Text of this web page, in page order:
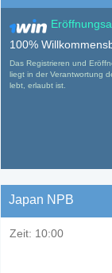
100%
Das Registrieren und
liegt in der Verantwortung
lebt, erlaubt ist.
Japan NPB
Zeit: 10:00